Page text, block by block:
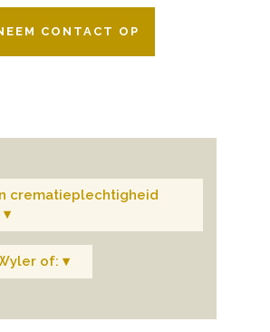
CONTACT OP
crematieplechtigheid
▾
of: ▾